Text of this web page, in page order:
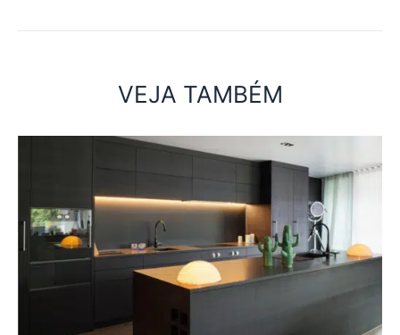
VEJA TAMBÉM